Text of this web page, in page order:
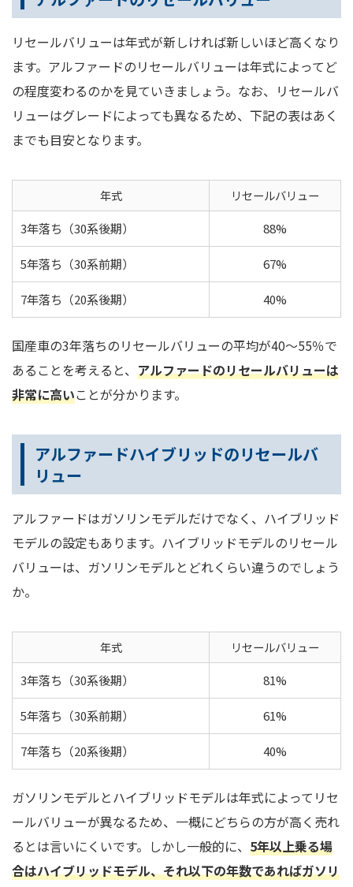
リセールバリューは年式が新しければ新しいほど高くなり
ます。アルファードのリセールバリューは年式によってど
の程度変わるのかを見ていきましょう。なお、リセールバ
リューはグレードによっても異なるため、下記の表はあく
までも目安となります。
年式
リセールバリュー
3年落ち（30系後期）
88%
5年落ち（30系前期） 67%
7年落ち（20系後期） 40%
国産車の3年落ちのリセールバリューの平均が40～55％で
あることを考えると、 アルファードのリセールバリューは
非常に高いことが分かります。
アルファードハイブリッドのリセールバ
リュー
アルファードはガソリンモデルだけでなく、ハイブリッド
モデルの設定もあります。ハイブリッドモデルのリセール
バリューは、ガソリンモデルとどれくらい違うのでしょう
か。
年式
リセールバリュー
3年落ち（30系後期）
81%
5年落ち（30系前期） 61%
7年落ち（20系後期） 40%
ガソリンモデルとハイブリッドモデルは年式によってリセ
ールバリューが異なるため、一概にどちらの方が高く売れ
るとは言いにくいです。しかし一般的に、 5年以上乗る場
合はハイブリッドモデル、それ以下の年数であればガソリ